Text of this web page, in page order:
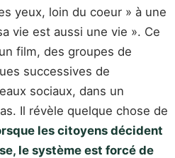
yeux, loin du coeur » à une
vie est aussi une vie ». Ce
film, des groupes de
successives de
sociaux, dans un
Il révèle quelque chose de
les citoyens décident
le système est forcé de